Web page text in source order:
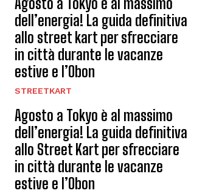
dell’energia! La guida definitiva
allo street kart per sfrecciare
in città durante le vacanze
estive e l’Obon
STREETKART
Agosto a Tokyo è al massimo
dell’energia! La guida definitiva
allo Street Kart per sfrecciare
in città durante le vacanze
estive e l’Obon